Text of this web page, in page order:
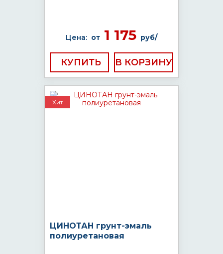
Цена: от 1 175 руб/
КУПИТЬ
Хит
ЦИНОТАН грунт-эмаль
полиуретановая